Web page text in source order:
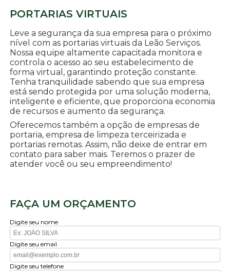
PORTARIAS VIRTUAIS
Leve a segurança da sua empresa para o próximo
nível com as portarias virtuais da Leão Serviços.
Nossa equipe altamente capacitada monitora e
controla o acesso ao seu estabelecimento de
forma virtual, garantindo proteção constante.
Tenha tranquilidade sabendo que sua empresa
está sendo protegida por uma solução moderna,
inteligente e eficiente, que proporciona economia
de recursos e aumento da segurança.
Oferecemos também a opção de empresas de
portaria, empresa de limpeza terceirizada e
portarias remotas. Assim, não deixe de entrar em
contato para saber mais. Teremos o prazer de
atender você ou seu empreendimento!
FAÇA UM ORÇAMENTO
Digite seu nome
Digite seu email
Digite seu telefone